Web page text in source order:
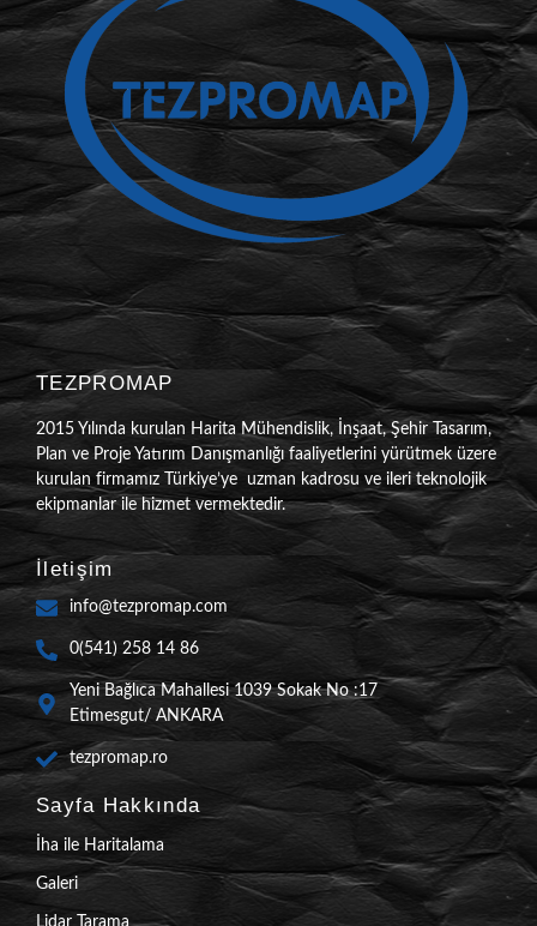
TEZPROMAP
2015 Yılında kurulan Harita Mühendislik, İnşaat, Şehir Tasarım,
Plan ve Proje Yatırım Danışmanlığı faaliyetlerini yürütmek üzere
kurulan firmamız Türkiye’ye uzman kadrosu ve ileri teknolojik
ekipmanlar ile hizmet vermektedir.
İletişim
info@tezpromap.com
0(541) 258 14 86
Yeni Bağlıca Mahallesi 1039 Sokak No :17
Etimesgut/ ANKARA
tezpromap.ro
Sayfa Hakkında
İha ile Haritalama
Galeri
Lidar Tarama